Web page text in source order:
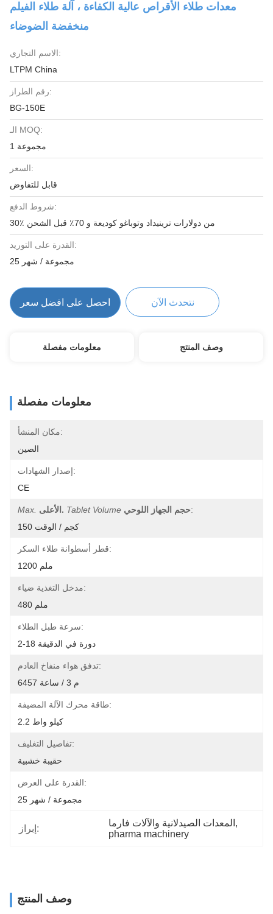
معدات طلاء الأقراص عالية الكفاءة ، آلة طلاء الفيلم
منخفضة الضوضاء
الاسم التجاري:
LTPM China
رقم الطراز:
BG-150E
الـ MOQ:
1 مجموعة
السعر:
قابل للتفاوض
شروط الدفع:
30٪ من دولارات ترينيداد وتوباغو كوديعة و 70٪ قبل الشحن
القدرة على التوريد:
25 مجموعة / شهر
احصل على افضل سعر نتحدث الآن
معلومات مفصلة وصف المنتج
معلومات مفصلة
مكان المنشأ:
الصين
إصدار الشهادات:
CE
Max. الأعلى. Tablet Volume حجم الجهاز اللوحي:
150 كجم / الوقت
قطر أسطوانة طلاء السكر:
1200 ملم
مدخل التغذية ضياء:
480 ملم
سرعة طبل الطلاء:
2-18 دورة في الدقيقة
تدفق هواء منفاخ العادم:
6457 م 3 / ساعة
طاقة محرك الآلة المضيفة:
2.2 كيلو واط
تفاصيل التغليف:
حقيبة خشبية
القدرة على العرض:
25 مجموعة / شهر
إبراز:
المعدات الصيدلانية والآلات فارما ,
pharma machinery
وصف المنتج